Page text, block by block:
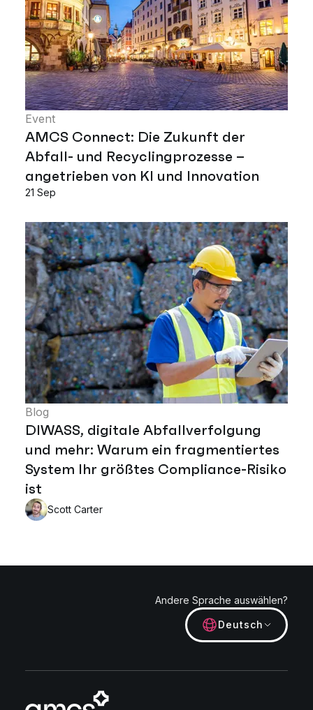
Event
AMCS Connect: Die Zukunft der
Abfall- und Recyclingprozesse –
angetrieben von KI und Innovation
21 Sep
Blog
DIWASS, digitale Abfallverfolgung
und mehr: Warum ein fragmentiertes
System Ihr größtes Compliance-Risiko
ist
Scott Carter
Andere Sprache auswählen?
Deutsch